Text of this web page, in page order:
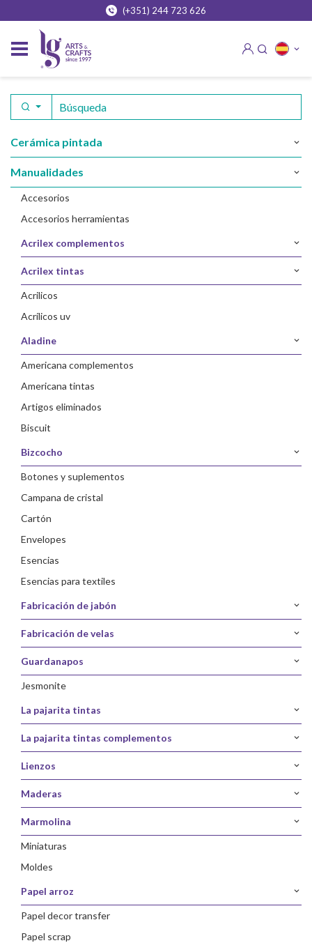
(+351) 244 723 626
cerámica pintada
manualidades
accesorios
accesorios herramientas
acrilex complementos
acrilex tintas
acrilicos
acrílicos uv
aladine
americana complementos
americana tintas
artigos eliminados
biscuit
bizcocho
botones y suplementos
campana de cristal
cartón
envelopes
esencias
esencias para textiles
fabricación de jabón
fabricación de velas
guardanapos
jesmonite
la pajarita tintas
la pajarita tintas complementos
lienzos
maderas
marmolina
miniaturas
moldes
papel arroz
papel decor transfer
papel scrap